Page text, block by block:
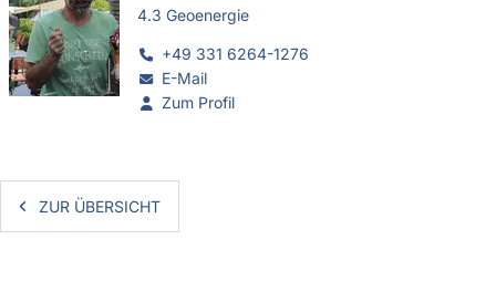
4.3 Geoenergie
+49 331 6264-1276
E-Mail
Zum Profil
ZUR ÜBERSICHT